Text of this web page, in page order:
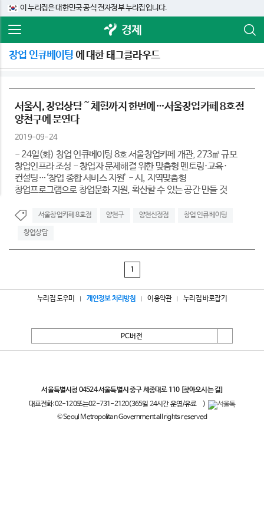
이 누리집은 대한민국 공식 전자정부 누리집입니다.
경제
창업 인큐베이팅 에 대한 태그클라우드
서울시, 창업상담～체험까지 한번에…서울창업카페 8호점
양천구에 문연다
2019-09-24
- 24일(화) 창업 인큐베이팅 8호 서울창업카페 개관, 273㎡ 규모
창업인프라 조성 - 창업자 문제해결 위한 맞춤형 멘토링·교육·
컨설팅…‘창업 종합 서비스 지원’ - 시, 지역맞춤형
창업프로그램으로 창업문화 지원, 확산할 수 있는 공간 만들 것
서울창업카페 8호점 양천구 양천신정점 창업 인큐베이팅
창업상담
1
누리집 도우미 개인정보 처리방침 이용약관 누리집 바로잡기
PC버전
서울특별시청 04524 서울특별시 중구 세종대로 110 [찾아오시는 길]
대표전화:02-120또는02-731-2120(365일 24시간 운영/유료
)
© Seoul Metropolitan Government all rights reserved